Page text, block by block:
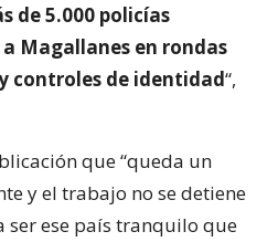
de 5.000 policías
Magallanes en rondas
controles de identidad“,
que “queda un
y el trabajo no se detiene
ser ese país tranquilo que